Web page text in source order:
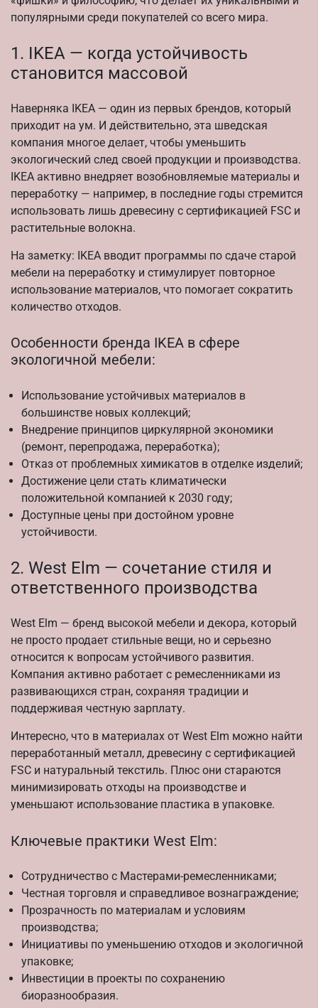
популярными среди покупателей со всего мира.
1. IKEA — когда устойчивость
становится массовой
Наверняка IKEA — один из первых брендов, который
приходит на ум. И действительно, эта шведская
компания многое делает, чтобы уменьшить
экологический след своей продукции и производства.
IKEA активно внедряет возобновляемые материалы и
переработку — например, в последние годы стремится
использовать лишь древесину с сертификацией FSC и
растительные волокна.
На заметку: IKEA вводит программы по сдаче старой
мебели на переработку и стимулирует повторное
использование материалов, что помогает сократить
количество отходов.
Особенности бренда IKEA в сфере
экологичной мебели:
Использование устойчивых материалов в
большинстве новых коллекций;
Внедрение принципов циркулярной экономики
(ремонт, перепродажа, переработка);
Отказ от проблемных химикатов в отделке изделий;
Достижение цели стать климатически
положительной компанией к 2030 году;
Доступные цены при достойном уровне
устойчивости.
2. West Elm — сочетание стиля и
ответственного производства
West Elm — бренд высокой мебели и декора, который
не просто продает стильные вещи, но и серьезно
относится к вопросам устойчивого развития.
Компания активно работает с ремесленниками из
развивающихся стран, сохраняя традиции и
поддерживая честную зарплату.
Интересно, что в материалах от West Elm можно найти
переработанный металл, древесину с сертификацией
FSC и натуральный текстиль. Плюс они стараются
минимизировать отходы на производстве и
уменьшают использование пластика в упаковке.
Ключевые практики West Elm:
Сотрудничество с Мастерами-ремесленниками;
Честная торговля и справедливое вознаграждение;
Прозрачность по материалам и условиям
производства;
Инициативы по уменьшению отходов и экологичной
упаковке;
Инвестиции в проекты по сохранению
биоразнообразия.